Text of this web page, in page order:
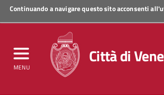
Continuando a navigare questo sito acconsenti
MENU
Regione Veneto
Città di